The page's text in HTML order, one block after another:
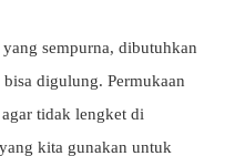
sempurna, dibutuhkan
digulung. Permukaan
tidak lengket di
kita gunakan untuk